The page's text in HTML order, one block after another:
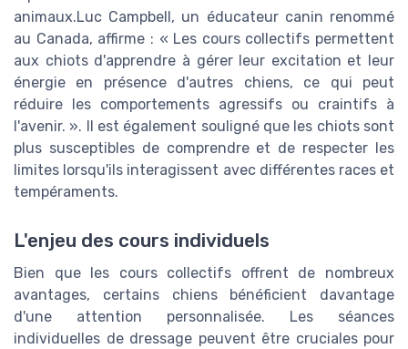
animaux.Luc Campbell, un éducateur canin renommé
au Canada, affirme : « Les cours collectifs permettent
aux chiots d'apprendre à gérer leur excitation et leur
énergie en présence d'autres chiens, ce qui peut
réduire les comportements agressifs ou craintifs à
l'avenir. ». Il est également souligné que les chiots sont
plus susceptibles de comprendre et de respecter les
limites lorsqu'ils interagissent avec différentes races et
tempéraments.
L'enjeu des cours individuels
Bien que les cours collectifs offrent de nombreux
avantages, certains chiens bénéficient davantage
d'une attention personnalisée. Les séances
individuelles de dressage peuvent être cruciales pour